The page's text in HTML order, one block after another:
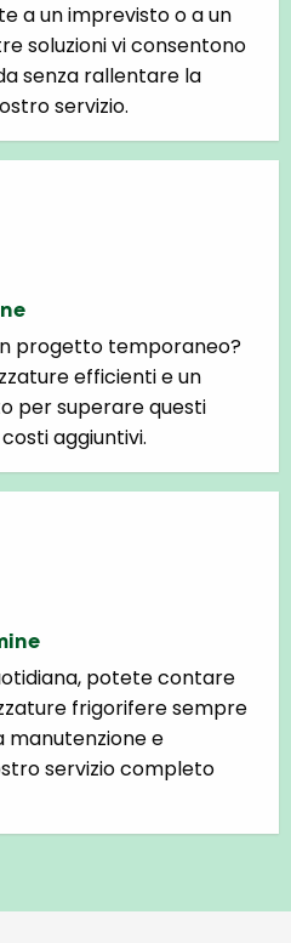
a un imprevisto o a un
soluzioni vi consentono
senza rallentare la
servizio.
progetto temporaneo?
efficienti e un
per superare questi
aggiuntivi.
potete contare
frigorifere sempre
e
servizio completo